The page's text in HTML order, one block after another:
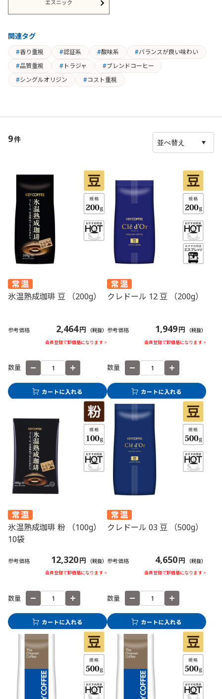
エスニック
関連タグ
香り重視 認証系 酸味系
バランスが良い味わい
品質重視
トラジャ
ブレンドコーヒー
シングルオリジン
コスト重視
9件
氷温熟成珈琲 豆 （200g）
参考価格 2,464円 （税抜）
会員登録で卸価格になります >
数量
クレドール 12 豆 （200g）
参考価格 1,949円 （税抜）
会員登録で卸価格になります >
数量
氷温熟成珈琲 粉 （100g）
10袋
参考価格 12,320円 （税抜）
会員登録で卸価格になります >
数量
クレドール 03 豆 （500g）
参考価格 4,650円 （税抜）
会員登録で卸価格になります >
数量